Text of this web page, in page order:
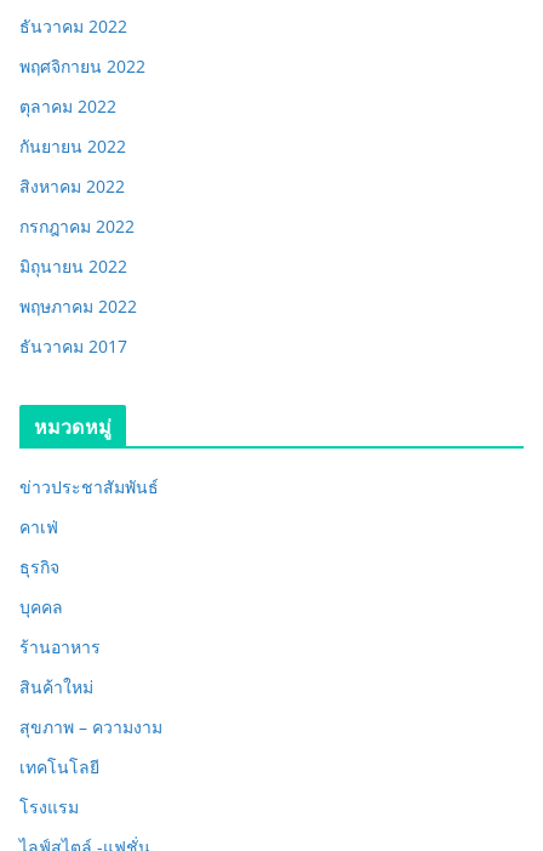
ธันวาคม 2022
พฤศจิกายน 2022
ตุลาคม 2022
กันยายน 2022
สิงหาคม 2022
กรกฎาคม 2022
มิถุนายน 2022
พฤษภาคม 2022
ธันวาคม 2017
หมวดหมู่
ข่าวประชาสัมพันธ์
คาเฟ่
ธุรกิจ
บุคคล
ร้านอาหาร
สินค้าใหม่
สุขภาพ – ความงาม
เทคโนโลยี
โรงแรม